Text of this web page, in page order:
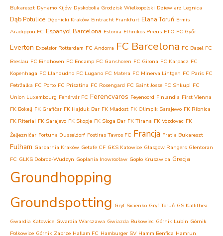
Bukareszt Dynamo Kijów Dyskobolia Grodzisk Wielkopolski Dziewiarz Legnica
Dąb Potulice Dębnicki Kraków Eintracht Frankfurt Elana Toruń Ermis
Aradippou FC Espanyol Barcelona Estonia Ethnikos Pireus ETO FC Győr
Everton Excelsior Rotterdam FC Andorra FC Barcelona FC Basel FC
Breslau FC Eindhoven FC Encamp FC Ganshoren FC Girona FC Karpacz FC
Kopenhaga FC Llandudno FC Lugano FC Matera FC Minerva Lintgen FC Paris FC
Petržalka FC Porto FC Prisztina FC Rosengard FC Saint Josse FC Shkupi FC
Union Luxembourg Fehérvár FC Ferencvaros Feyenoord Finlandia First Vienna
FK Bokelj FK Grafičar FK Hajduk Bar FK Mladost FK Olimpik Sarajewo FK Ribnica
FK Riteriai FK Sarajevo FK Skopje FK Sloga Bar FK Tirana FK Vozdovac FK
Željezničar Fortuna Dusseldorf Fostiras Tavros FC Francja Fratia Bukareszt
Fulham Garbarnia Kraków Getafe CF GKS Katowice Glasgow Rangers Glentoran
FC GLKS Dobrcz-Wudzyn Goplania Inowrocław Gopło Kruszwica Grecja
Groundhopping
Groundspotting Gryf Sicienko Gryf Toruń GS Kallithea
Gwardia Katowice Gwardia Warszawa Gwiazda Bukowiec Górnik Lubin Górnik
Polkowice Górnik Zabrze Hallam FC Hamburger SV Hamm Benfica Hamrun